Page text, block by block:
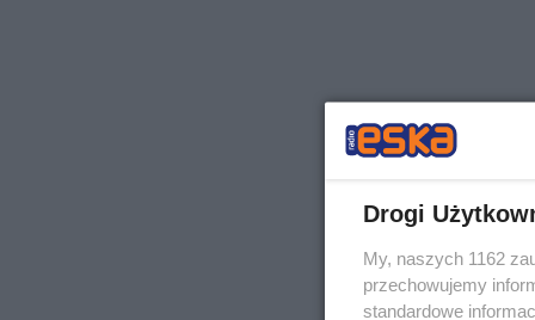
Drogi
My, naszych 1162
przechowujemy
standardowe